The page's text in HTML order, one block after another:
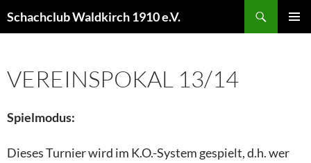
Schachclub Waldkirch 1910 e.V.
VEREINSPOKAL 13/14
Spielmodus:
Dieses Turnier wird im K.O.-System gespielt, d.h. wer